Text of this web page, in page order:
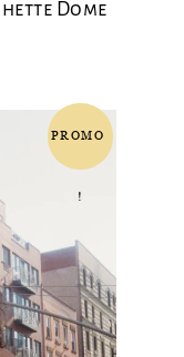
Dome
PROMO
!